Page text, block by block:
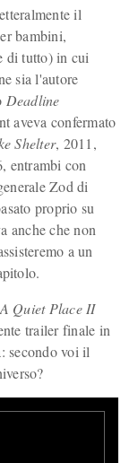
il
bambini,
di tutto) in cui
sia l'autore
Deadline
aveva confermato
Shelter, 2011,
entrambi con
Zod di
proprio su
anche che non
a un
A Quiet Place II
trailer finale in
secondo voi il